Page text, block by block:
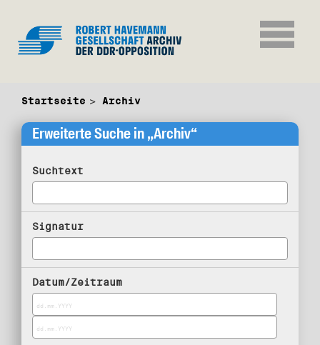
Startseite Archiv
Erweiterte Suche in „Archiv“
Suchtext
Signatur
Datum/Zeitraum